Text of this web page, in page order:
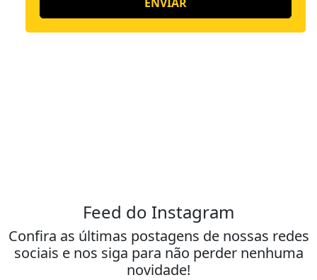
Feed do Instagram
Confira as últimas postagens de nossas redes
sociais e nos siga para não perder nenhuma
novidade!